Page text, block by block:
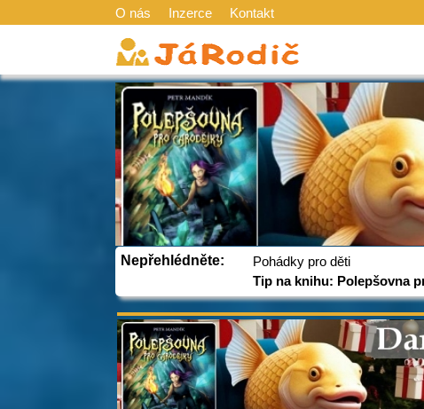
O nás Inzerce Kontakt
Nepřehlédněte:
Pohádky pro děti
Tip na knihu: Polepšovna